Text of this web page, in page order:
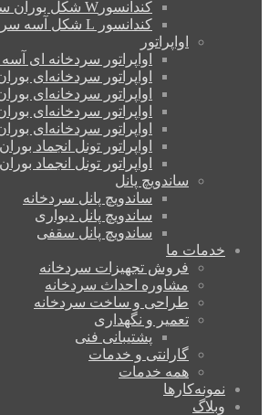
کندانسورW شکل بوران سری DVC
کندانسور L شکل آسه سری ACS
اواپراتور
اواپراتور سردخانه ای آسه سری ACE
اواپراتور سردخانه‌ای بوران سری ۶
اواپراتور سردخانه‌ای بوران سری۷
اواپراتور سردخانه‌ای بوران سری۸
اواپراتور سردخانه‌ای بوران سری۱۰
اواپراتور تونل انجماد بوران سری ESW-50
اواپراتور تونل انجماد بوران سری ESW-63
ساندویچ پانل
ساندویچ پانل سردخانه
ساندویچ پانل دیواری
ساندویچ پانل سقفی
خدمات ما
فروش تجهیزات سردخانه
مشاوره احداث سردخانه
طراحی و ساخت سردخانه
تعمیر و نگهداری
پشتیبانی فنی
گارانتی و خدمات
همه خدمات
نمونه‌کارها
وبلاگ